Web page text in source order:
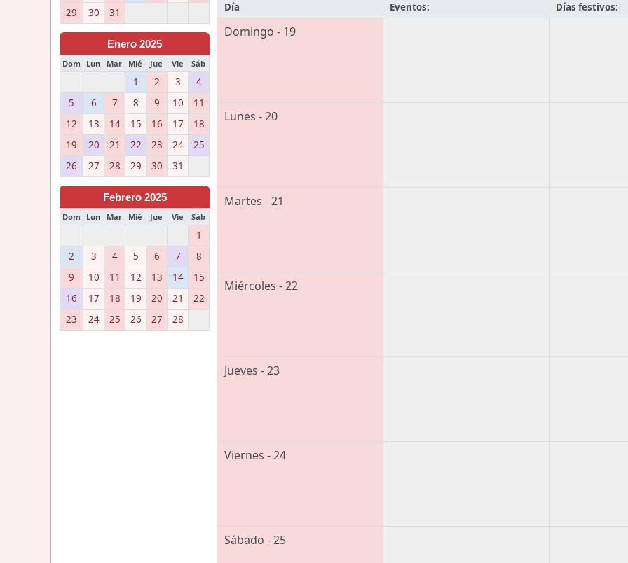
29
30 31
Enero 2025
Dom Lun Mar Mié Jue Vie Sáb
1 2 3
4
5
6 7 8 9 10
11
12
13 14 15 16 17
18
19
20 21 22 23 24
25
26
27 28 29 30 31
Febrero 2025
Dom Lun Mar Mié Jue Vie Sáb
1
2
3 4 5 6 7
8
9
10 11 12 13 14
15
16
17 18 19 20 21
22
23
24 25 26 27 28
Día Eventos: Días festivos:
Domingo - 19
Lunes - 20
Martes - 21
Miércoles - 22
Jueves - 23
Viernes - 24
Sábado - 25